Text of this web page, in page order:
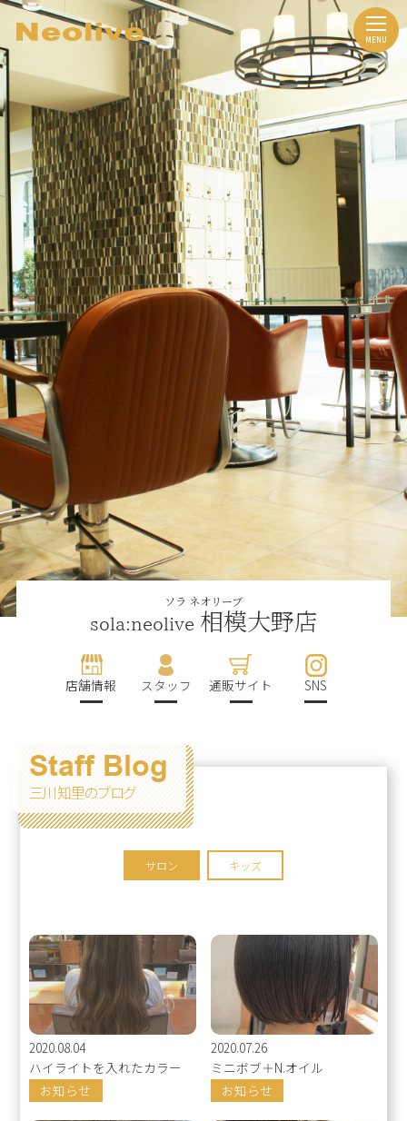
ソラ ネオリーブ
sola:neolive 相模大野店
店舗情報 スタッフ 通販サイト SNS
Staff Blog
三川 知里のブログ
サロン キッズ
2020.08.04
ハイライトを入れたカラー
お知らせ
2020.07.26
ミニボブ＋N.オイル
お知らせ